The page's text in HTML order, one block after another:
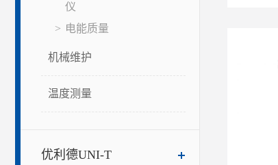
仪
电能质量
机械维护
温度测量
优利德UNI-T